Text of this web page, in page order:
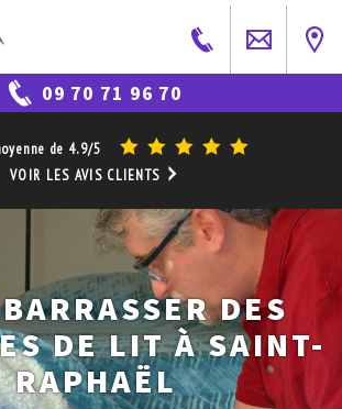
09 70 71 96 70
de 4.9/5
VOIR LES AVIS CLIENTS
DES
DE LIT À SAINT-
RAPHAËL